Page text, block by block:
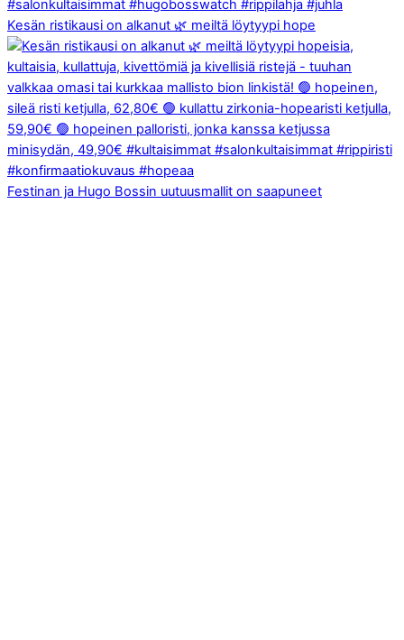
Kesän ristikausi on alkanut 🌿 meiltä löytyypi hope
Festinan ja Hugo Bossin uutuusmallit on saapuneet